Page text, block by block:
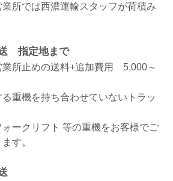
所では西濃運輸スタッフが荷積み
指定地まで
業所止めの送料+追加費用 5,000～
重機を持ち合わせていないトラッ
ークリフト 等の重機をお客様でご
す。